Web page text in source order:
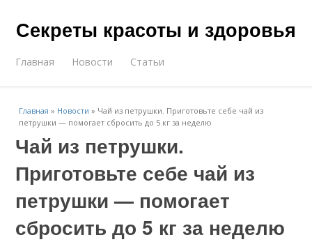
Секреты красоты и здоровья
Главная Новости Статьи
Главная » Новости » Чай из петрушки. Приготовьте себе чай из
петрушки — помогает сбросить до 5 кг за неделю
Чай из петрушки.
Приготовьте себе чай из
петрушки — помогает
сбросить до 5 кг за неделю